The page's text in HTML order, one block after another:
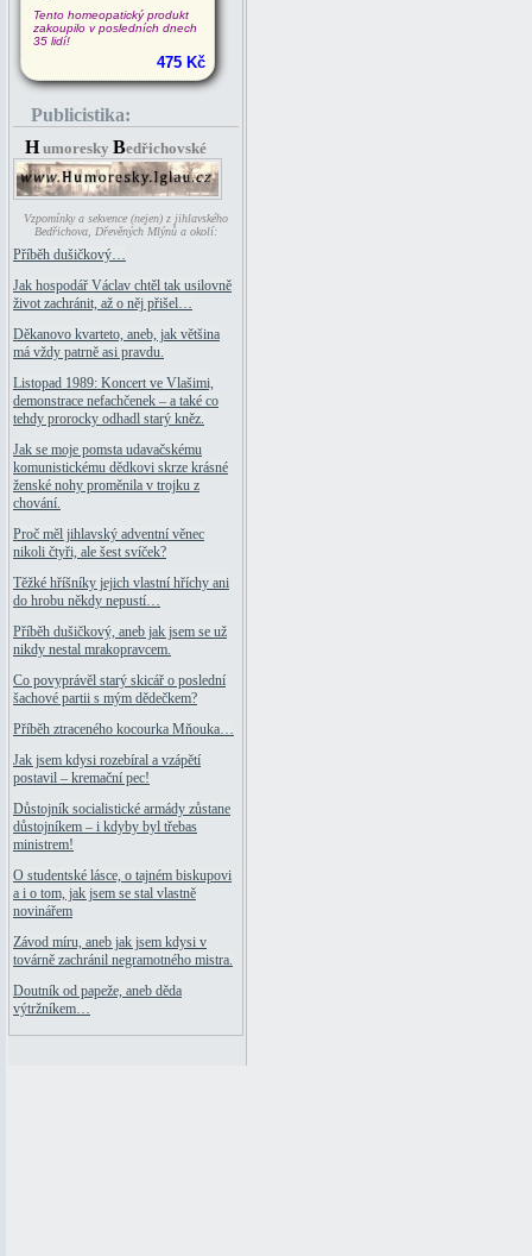
Tento homeopatický produkt
zakoupilo v posledních dnech
35 lidí!
475 Kč
Publicistika:
H umoresky Bedřichovské
Vzpomínky a sekvence (nejen) z jihlavského
Bedřichova, Dřevěných Mlýnů a okolí:
Příběh dušičkový…
Jak hospodář Václav chtěl tak usilovně
život zachránit, až o něj přišel…
Děkanovo kvarteto, aneb, jak většina
má vždy patrně asi pravdu.
Listopad 1989: Koncert ve Vlašimi,
demonstrace nefachčenek – a také co
tehdy prorocky odhadl starý kněz.
Jak se moje pomsta udavačskému
komunistickému dědkovi skrze krásné
ženské nohy proměnila v trojku z
chování.
Proč měl jihlavský adventní věnec
nikoli čtyři, ale šest svíček?
Těžké hříšníky jejich vlastní hříchy ani
do hrobu někdy nepustí…
Příběh dušičkový, aneb jak jsem se už
nikdy nestal mrakopravcem.
Co povyprávěl starý skicář o poslední
šachové partii s mým dědečkem?
Příběh ztraceného kocourka Mňouka…
Jak jsem kdysi rozebíral a vzápětí
postavil – kremační pec!
Důstojník socialistické armády zůstane
důstojníkem – i kdyby byl třebas
ministrem!
O studentské lásce, o tajném biskupovi
a i o tom, jak jsem se stal vlastně
novinářem
Závod míru, aneb jak jsem kdysi v
továrně zachránil negramotného mistra.
Doutník od papeže, aneb děda
výtržníkem…